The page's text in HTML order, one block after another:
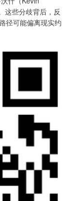
这些分歧背后，反
径可能偏离现实约